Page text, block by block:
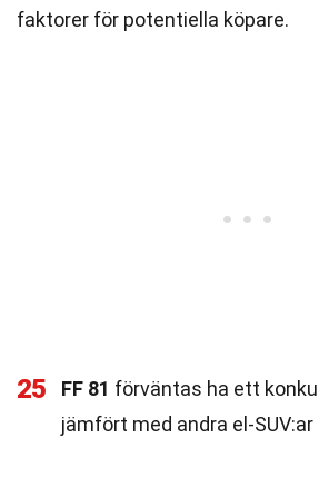
faktorer för potentiella köpare.
25 FF 81 förväntas ha ett
jämfört med andra el-